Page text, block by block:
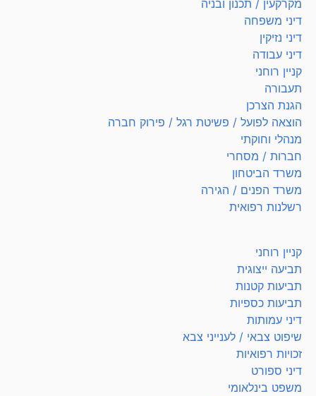
מקרקעין / תכנון ובניה
דיני משפחה
דיני נזיקין
דיני עבודה
קניין רוחני
תעבורה
הגנת הצרכן
הוצאה לפועל / פשיטת רגל / פירוק חברה
מנהלי וחוקתי
חברות / מסחרי
משרד הביטחון
משרד הפנים / הגירה
רשלנות רפואית
קניין רוחני
תביעה ייצוגית
תביעות קטנות
תביעות כספיות
דיני עמותות
שיפוט צבאי / לענייני צבא
זכויות רפואיות
דיני ספורט
משפט בינלאומי